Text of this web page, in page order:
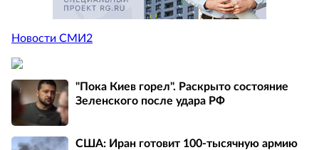
Новости СМИ2
"Пока Киев горел". Раскрыто состояние
Зеленского после удара РФ
США: Иран готовит 100-тысячную армию